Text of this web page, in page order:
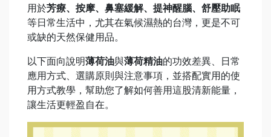
用於芳療、按摩、鼻塞緩解、提神醒腦、舒壓助眠
等日常生活中，尤其在氣候濕熱的台灣，更是不可
或缺的天然保健用品。
以下面向說明薄荷油與薄荷精油的功效差異、日常
應用方式、選購原則與注意事項，並搭配實用的使
用方式教學，幫助您了解如何善用這股清新能量，
讓生活更輕盈自在。